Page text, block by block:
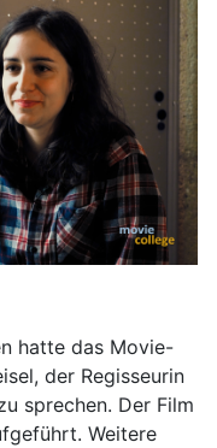
hatte das Movie-
der Regisseurin
sprechen. Der Film
Weitere